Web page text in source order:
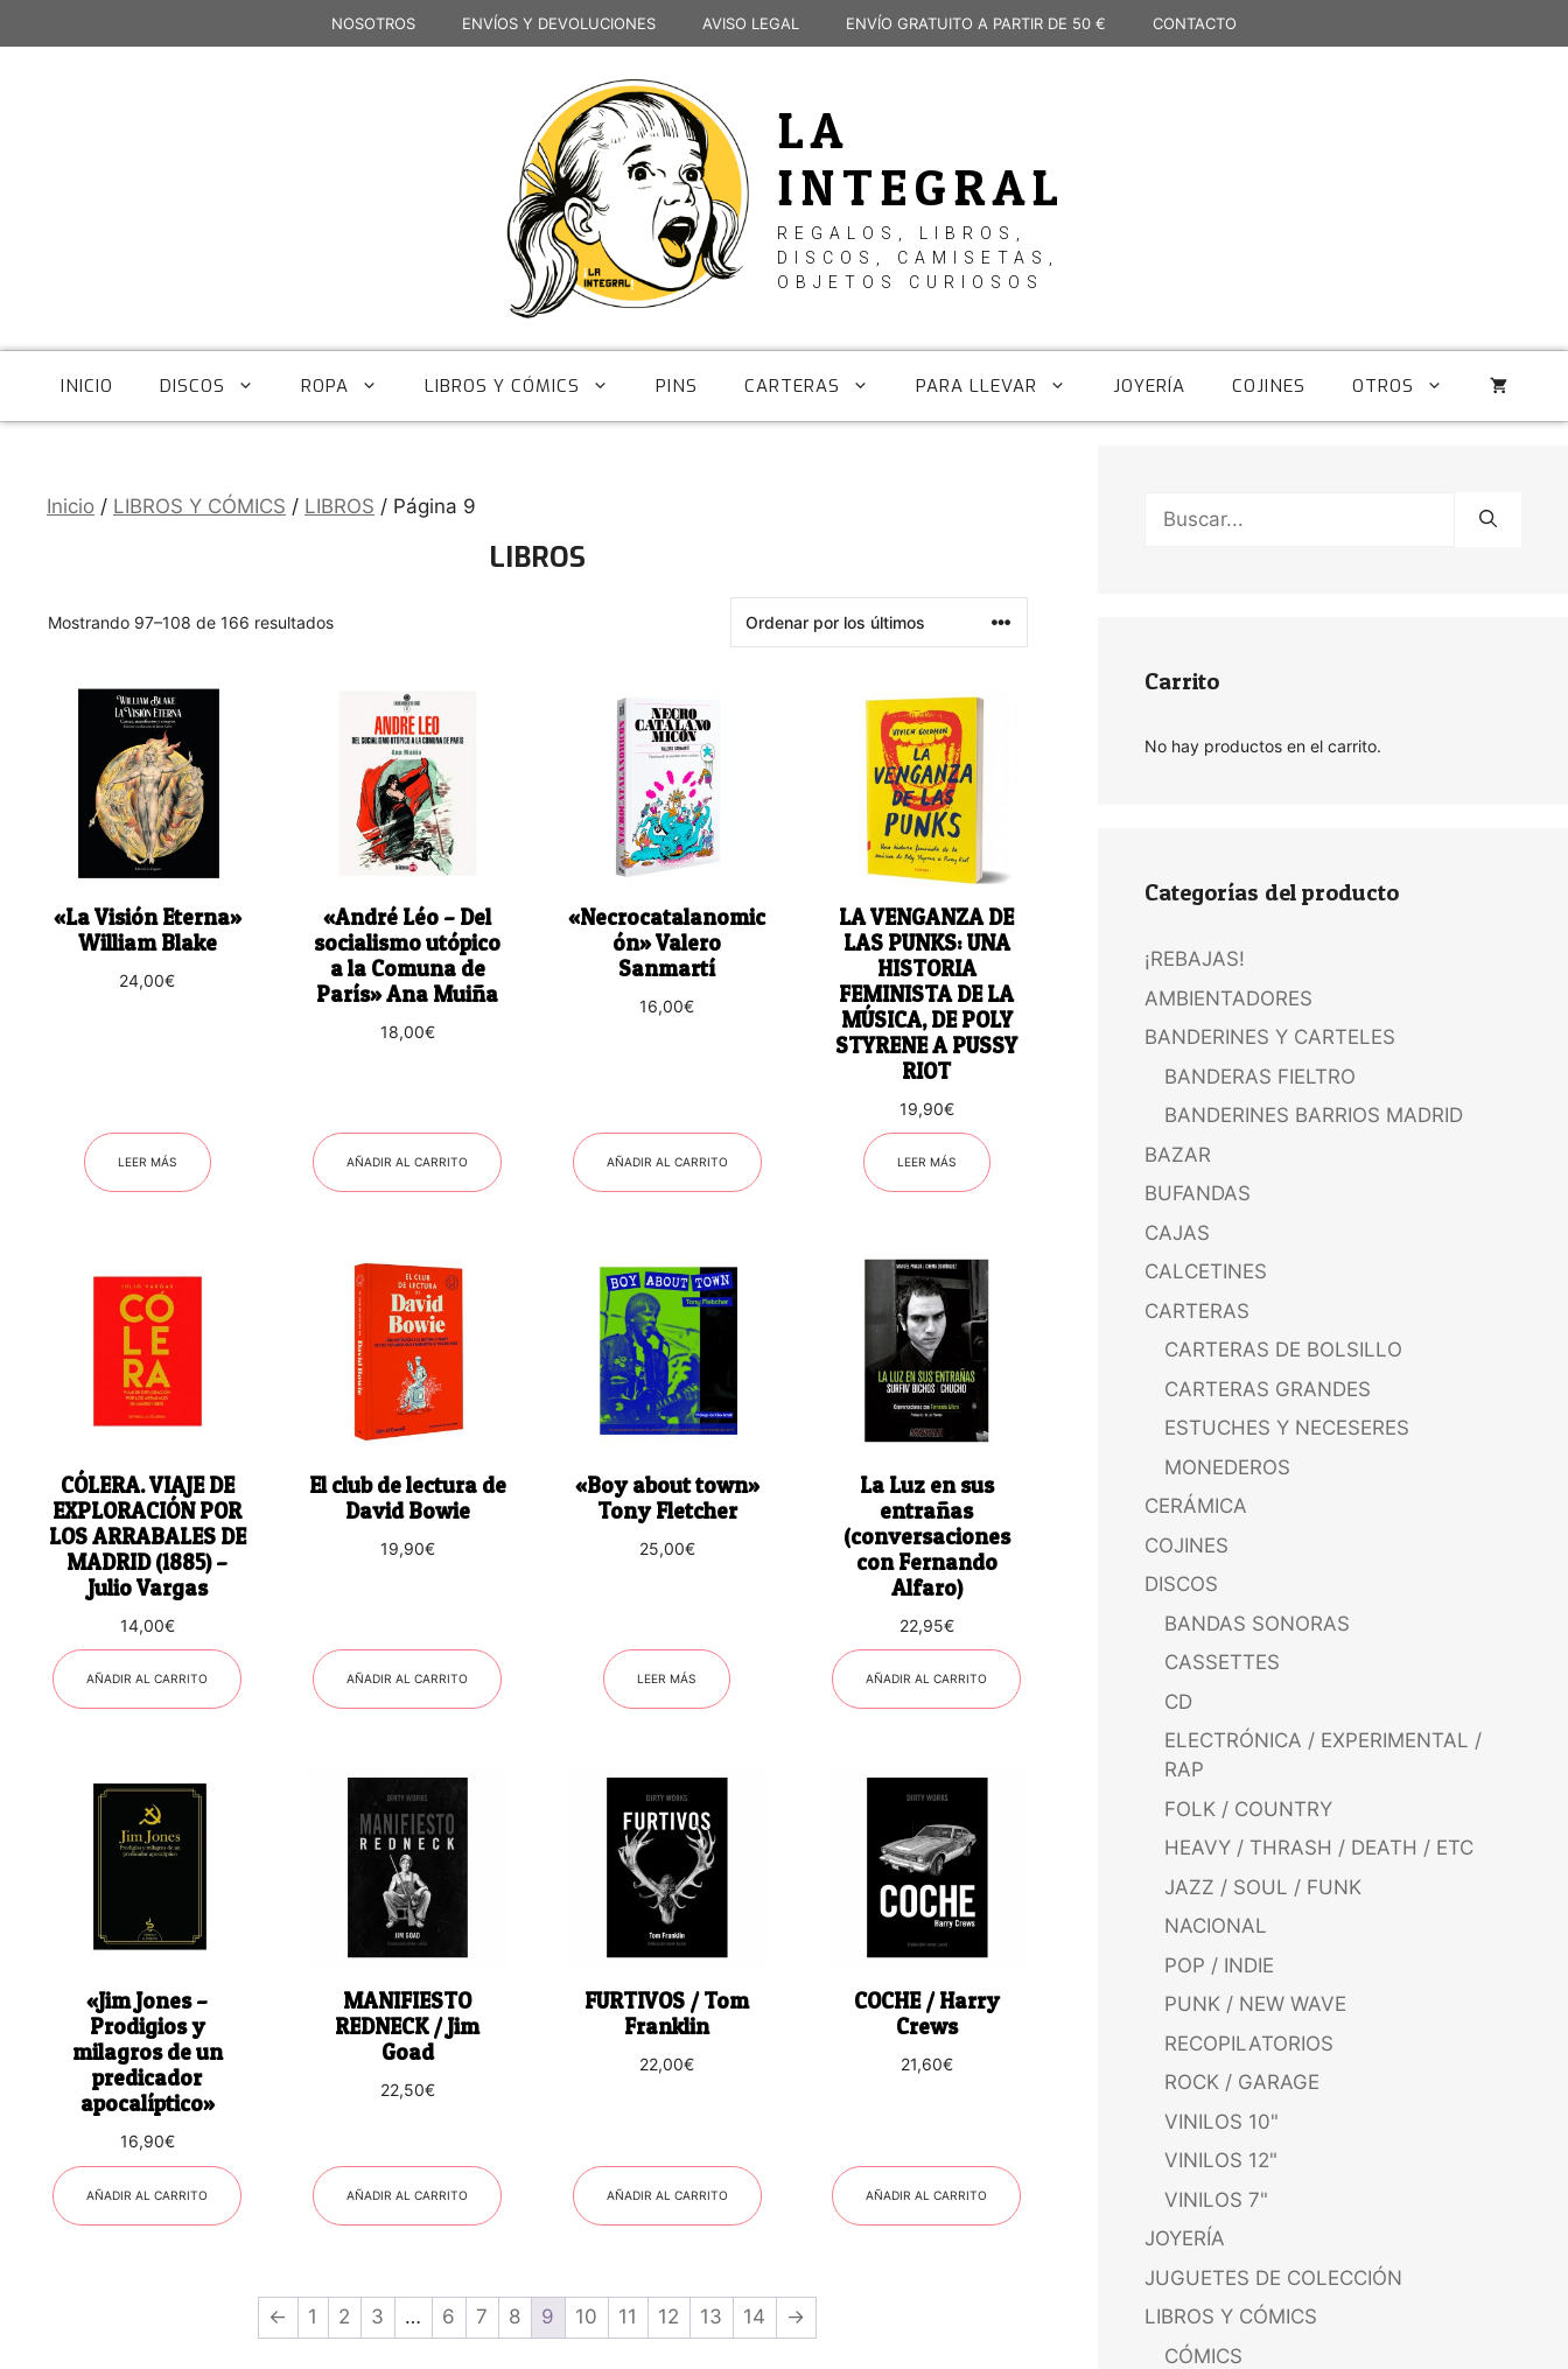
al
NOSOTROS ENVÍOS Y DEVOLUCIONES AVISO LEGAL ENVÍO GRATUITO A PARTIR DE 50 € CONTACTO
LA
INTEGRAL
REGALOS, LIBROS,
DISCOS, CAMISETAS,
OBJETOS CURIOSOS
INICIO DISCOS ROPA LIBROS Y CÓMICS PINS CARTERAS PARA LLEVAR JOYERÍA COJINES OTROS
Inicio / LIBROS Y CÓMICS / LIBROS / Página 9
LIBROS
Mostrando 97–108 de 166 resultadosOrdenado
«La Visión Eterna»
William Blake
24,00€
LEER MÁS
«André Léo – Del
socialismo utópico
a la Comuna de
París» Ana Muiña
18,00€
AÑADIR AL CARRITO
«Necrocatalanomic
ón» Valero
Sanmartí
16,00€
AÑADIR AL CARRITO
LA VENGANZA DE
LAS PUNKS: UNA
HISTORIA
FEMINISTA DE LA
MÚSICA, DE POLY
STYRENE A PUSSY
RIOT
19,90€
LEER MÁS
CÓLERA. VIAJE DE
EXPLORACIÓN POR
LOS ARRABALES DE
MADRID (1885) –
Julio Vargas
14,00€
AÑADIR AL CARRITO
El club de lectura de
David Bowie
19,90€
AÑADIR AL CARRITO
«Boy about town»
Tony Fletcher
25,00€
LEER MÁS
La Luz en sus
entrañas
(conversaciones
con Fernando
Alfaro)
22,95€
AÑADIR AL CARRITO
«Jim Jones –
Prodigios y
milagros de un
predicador
apocalíptico»
16,90€
AÑADIR AL CARRITO
MANIFIESTO
REDNECK / Jim
Goad
22,50€
AÑADIR AL CARRITO
FURTIVOS / Tom
Franklin
22,00€
AÑADIR AL CARRITO
COCHE / Harry
Crews
21,60€
AÑADIR AL CARRITO
← 1 2 3 … 6 7 8 9 10 11 12 13 14 →
Buscar:
Carrito
No hay productos en el carrito.
Categorías del producto
¡REBAJAS!
AMBIENTADORES
BANDERINES Y CARTELES
BANDERAS FIELTRO
BANDERINES BARRIOS MADRID
BAZAR
BUFANDAS
CAJAS
CALCETINES
CARTERAS
CARTERAS DE BOLSILLO
CARTERAS GRANDES
ESTUCHES Y NECESERES
MONEDEROS
CERÁMICA
COJINES
DISCOS
BANDAS SONORAS
CASSETTES
CD
ELECTRÓNICA / EXPERIMENTAL /
RAP
FOLK / COUNTRY
HEAVY / THRASH / DEATH / ETC
JAZZ / SOUL / FUNK
NACIONAL
POP / INDIE
PUNK / NEW WAVE
RECOPILATORIOS
ROCK / GARAGE
VINILOS 10"
VINILOS 12"
VINILOS 7"
JOYERÍA
JUGUETES DE COLECCIÓN
LIBROS Y CÓMICS
CÓMICS